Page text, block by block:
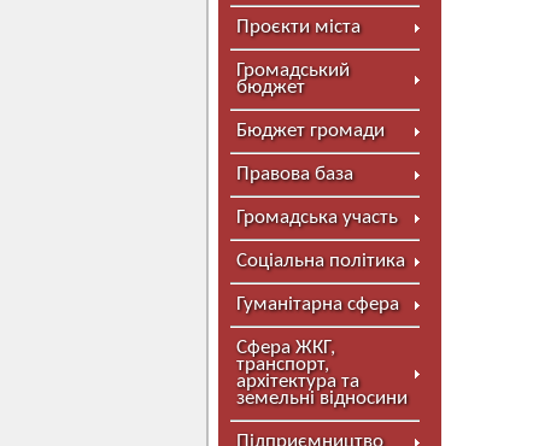
Проєкти міста
Громадський
бюджет
Бюджет громади
Правова база
Громадська участь
Соціальна політика
Гуманітарна сфера
Сфера ЖКГ,
транспорт,
архітектура та
земельні відносини
Підприємництво